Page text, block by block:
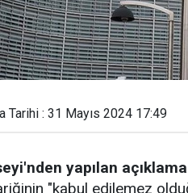
Tarihi : 31 Mayıs 2024 17:49
yapılan
"kabul edilemez